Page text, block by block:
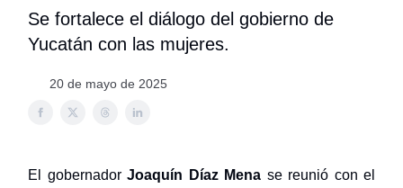
Se fortalece el diálogo del gobierno de
Yucatán con las mujeres.
20 de mayo de 2025
El gobernador Joaquín Díaz Mena se reunió con el